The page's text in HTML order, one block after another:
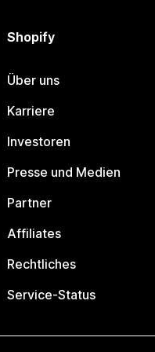
Shopify
Über uns
Karriere
Investoren
Presse und Medien
Partner
Affiliates
Rechtliches
Service-Status